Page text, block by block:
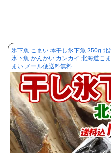
氷下魚 こまい 本干し氷下魚 250g 北
氷下魚 かんかい カンカイ 北海道こ
まい メール便送料無料